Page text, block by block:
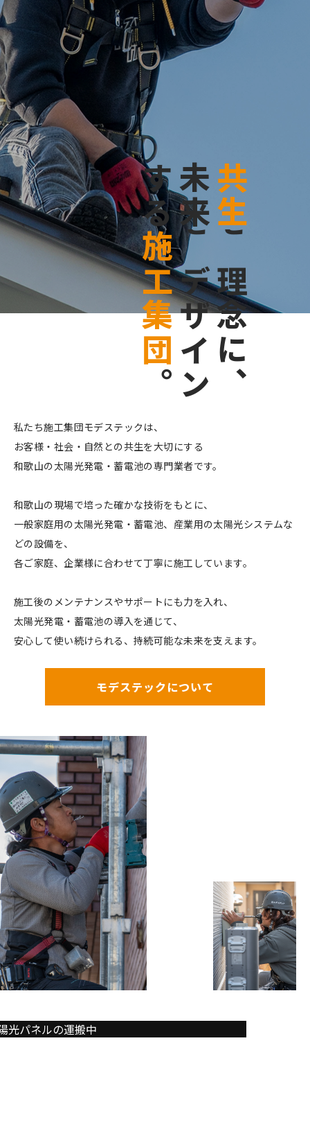
共
生
を
理
念
に
、
未
来
を
デ
ザ
イ
ン
す
る
施
工
集
団
。
私たち施工集団モデステックは、
お客様・社会・自然との共生を大切にする
和歌山の太陽光発電・蓄電池の専門業者です。
和歌山の現場で培った確かな技術をもとに、
一般家庭用の太陽光発電・蓄電池、産業用の太陽光システムな
どの設備を、
各ご家庭、企業様に合わせて丁寧に施工しています。
施工後のメンテナンスやサポートにも力を入れ、
太陽光発電・蓄電池の導入を通じて、
安心して使い続けられる、持続可能な未来を支えます。
モデステックについて